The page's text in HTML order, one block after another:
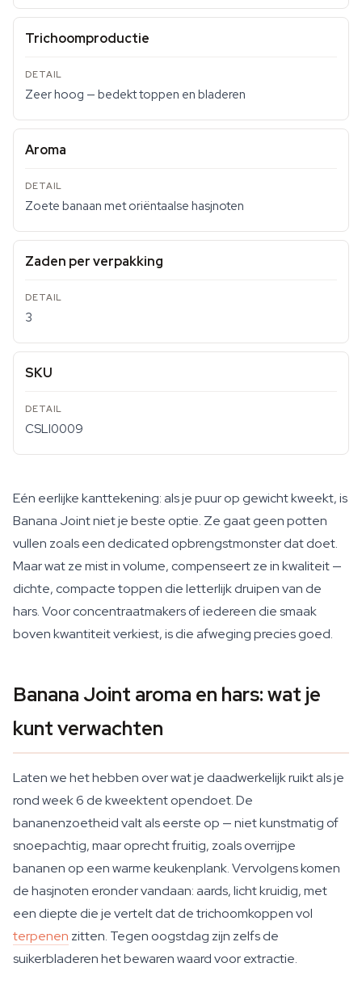
Trichoomproductie
Zeer hoog — bedekt toppen en bladeren
Aroma
Zoete banaan met oriëntaalse hasjnoten
Zaden per verpakking
3
SKU
CSLI0009
Eén eerlijke kanttekening: als je puur op gewicht kweekt, is
Banana Joint niet je beste optie. Ze gaat geen potten
vullen zoals een dedicated opbrengstmonster dat doet.
Maar wat ze mist in volume, compenseert ze in kwaliteit —
dichte, compacte toppen die letterlijk druipen van de
hars. Voor concentraatmakers of iedereen die smaak
boven kwantiteit verkiest, is die afweging precies goed.
Banana Joint aroma en hars: wat je
kunt verwachten
Laten we het hebben over wat je daadwerkelijk ruikt als je
rond week 6 de kweektent opendoet. De
bananenzoetheid valt als eerste op — niet kunstmatig of
snoepachtig, maar oprecht fruitig, zoals overrijpe
bananen op een warme keukenplank. Vervolgens komen
de hasjnoten eronder vandaan: aards, licht kruidig, met
een diepte die je vertelt dat de trichoomkoppen vol
terpenen zitten. Tegen oogstdag zijn zelfs de
suikerbladeren het bewaren waard voor extractie.